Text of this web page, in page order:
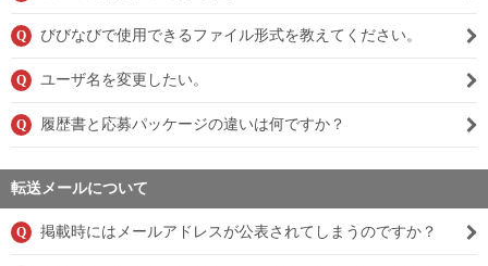
Q びびなびで使用できるファイル形式を教えてください。
Q ユーザ名を変更したい。
Q 履歴書と応募パッケージの違いは何ですか？
転送メールについて
Q 掲載時にはメールアドレスが公表されてしまうのですか？